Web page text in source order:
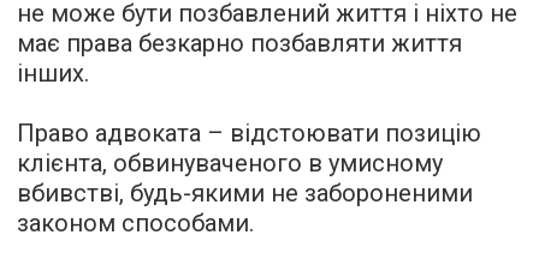
не може бути позбавлений життя і ніхто не
має права безкарно позбавляти життя
інших.
Право адвоката – відстоювати позицію
клієнта, обвинуваченого в умисному
вбивстві, будь-якими не забороненими
законом способами.